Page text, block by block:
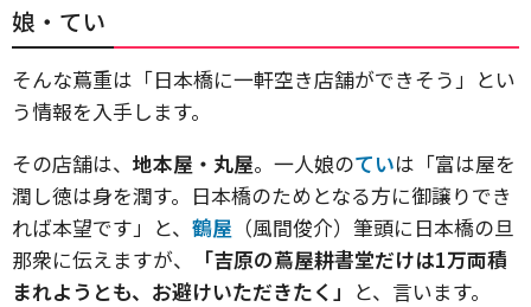
娘・てい
そんな蔦重は「日本橋に一軒空き店舗ができそう」とい
う情報を入手します。
その店舗は、 地本屋・丸屋。一人娘のていは「富は屋を
潤し徳は身を潤す。日本橋のためとなる方に御譲りでき
れば本望です」と、 鶴屋 （風間俊介）筆頭に日本橋の旦
那衆に伝えますが、
「吉原の蔦屋耕書堂だけは1万両積
まれようとも、お避けいただきたく」 と、言います。